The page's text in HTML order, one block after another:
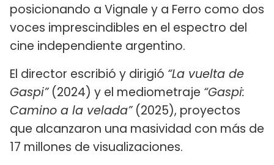
posicionando a Vignale y a Ferro como dos
voces imprescindibles en el espectro del
cine independiente argentino.
El director escribió y dirigió “La vuelta de
Gaspi”(2024) y el mediometraje “Gaspi:
Camino a la velada”(2025), proyectos
que alcanzaron una masividad con más de
17 millones de visualizaciones.